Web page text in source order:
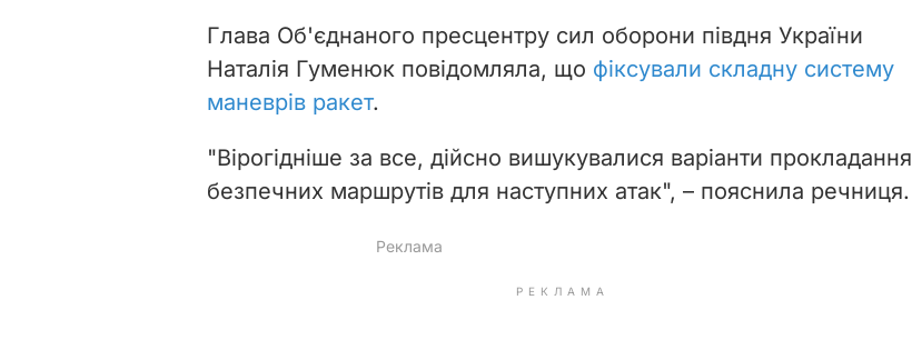
Глава Об'єднаного пресцентру сил оборони півдня України
Наталія Гуменюк повідомляла, що фіксували складну систему
маневрів ракет.
"Вірогідніше за все, дійсно вишукувалися варіанти прокладання
безпечних маршрутів для наступних атак", – пояснила речниця.
РЕКЛАМА